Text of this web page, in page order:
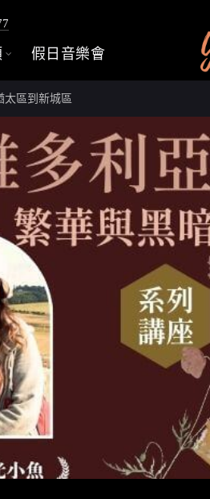
假日音樂會
太區到新城區